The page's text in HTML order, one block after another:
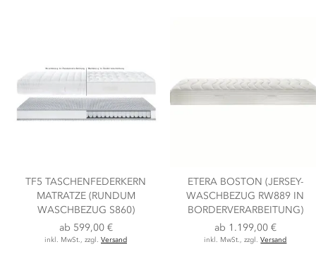
TF5 TASCHENFEDERKERN
MATRATZE (RUNDUM
WASCHBEZUG S860)
ab 599,00 €
inkl. MwSt., zzgl. Versand
ETERA BOSTON (JERSEY-
WASCHBEZUG RW889 IN
BORDERVERARBEITUNG)
ab 1.199,00 €
inkl. MwSt., zzgl.Versand